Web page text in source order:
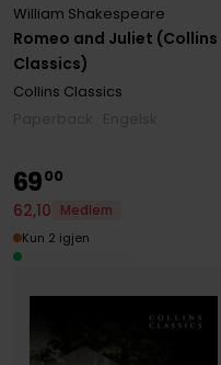
Romeo and Juliet (Collins
Classics)
William Shakespeare
Collins Classics
6900
62,10
Medlem
Kun 2 igjen